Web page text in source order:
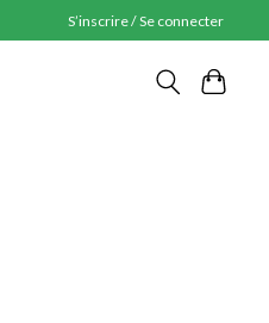
S’inscrire / Se connecter